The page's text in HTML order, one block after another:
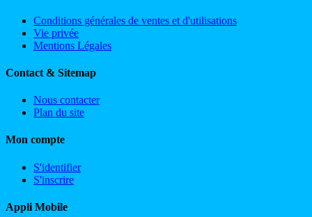
Conditions générales de ventes et d'utilisations
Vie privée
Mentions Légales
Contact & Sitemap
Nous contacter
Plan du site
Mon compte
S'identifier
S'inscrire
Appli Mobile